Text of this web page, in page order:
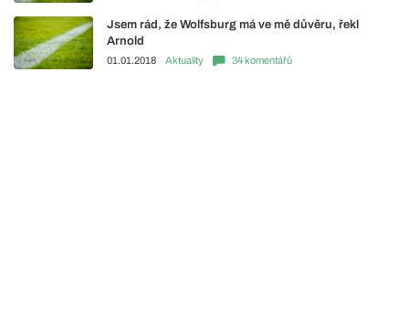
Jsem rád, že Wolfsburg má ve mě důvěru, řekl
Arnold
01.01.2018 Aktuality 34 komentářů